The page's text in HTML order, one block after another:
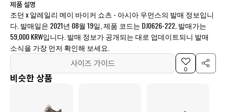
제품 설명
조던 x 알레일리 메이 바이커 쇼츠 - 아시아 우먼스의 발매 정보입니
다. 발매일은 2021년 08월 19일, 제품 코드는 DJ0626-222, 발매가는
59,000 KRW입니다. 발매 정보가 공개되는 대로 업데이트되니 발매
소식을 가장 먼저 확인해 보세요.
사이즈 가이드
0
비슷한 상품